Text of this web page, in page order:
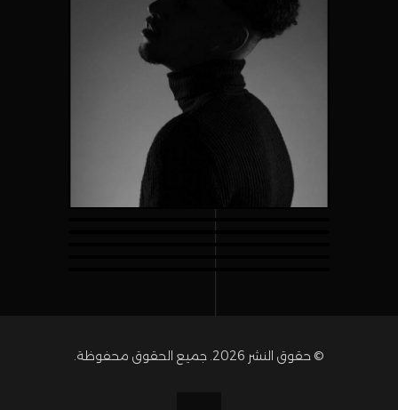
© حقوق النشر 2026. جميع الحقوق محفوظة.